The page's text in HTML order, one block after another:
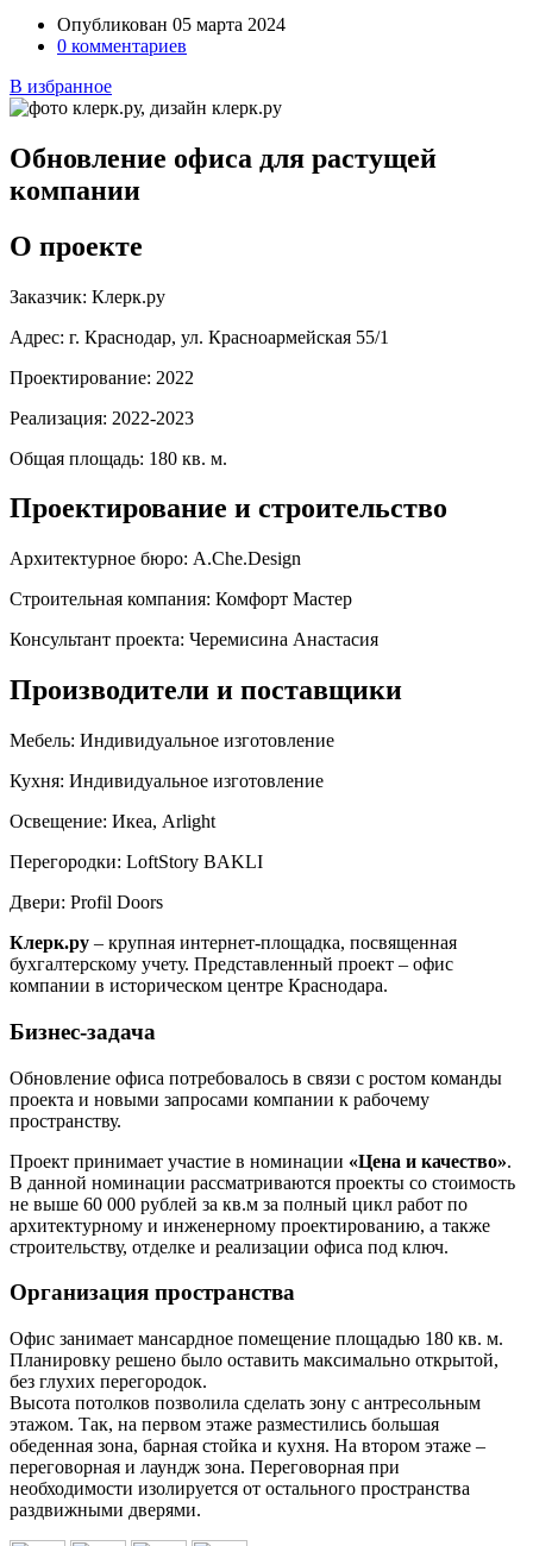
Опубликован 05 марта 2024
0 комментариев
В избранное
Обновление офиса для растущей
компании
О проекте
Заказчик: Клерк.ру
Адрес: г. Краснодар, ул. Красноармейская 55/1
Проектирование: 2022
Реализация: 2022-2023
Общая площадь: 180 кв. м.
Проектирование и строительство
Архитектурное бюро: A.Che.Design
Строительная компания: Комфорт Мастер
Консультант проекта: Черемисина Анастасия
Производители и поставщики
Мебель: Индивидуальное изготовление
Кухня: Индивидуальное изготовление
Освещение: Икеа, Arlight
Перегородки: LoftStory BAKLI
Двери: Profil Doors
Клерк.ру – крупная интернет-площадка, посвященная
бухгалтерскому учету. Представленный проект – офис
компании в историческом центре Краснодара.
Бизнес-задача
Обновление офиса потребовалось в связи с ростом команды
проекта и новыми запросами компании к рабочему
пространству.
Проект принимает участие в номинации «Цена и качество».
В данной номинации рассматриваются проекты со стоимость
не выше 60 000 рублей за кв.м за полный цикл работ по
архитектурному и инженерному проектированию, а также
строительству, отделке и реализации офиса под ключ.
Организация пространства
Офис занимает мансардное помещение площадью 180 кв. м.
Планировку решено было оставить максимально открытой,
без глухих перегородок.
Высота потолков позволила сделать зону с антресольным
этажом. Так, на первом этаже разместились большая
обеденная зона, барная стойка и кухня. На втором этаже –
переговорная и лаундж зона. Переговорная при
необходимости изолируется от остального пространства
раздвижными дверями.